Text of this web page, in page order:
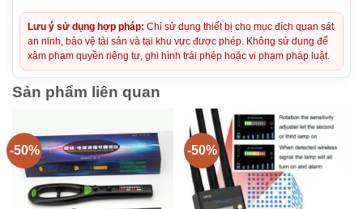
Lưu ý sử dụng hợp pháp: Chỉ sử dụng thiết bị cho mục đích quan sát
an ninh, bảo vệ tài sản và tại khu vực được phép. Không sử dụng để
xâm phạm quyền riêng tư, ghi hình trái phép hoặc vi phạm pháp luật.
Sản phẩm liên quan
-50% -50%